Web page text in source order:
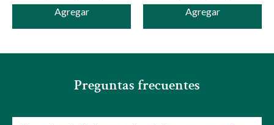
Agregar Agregar
Preguntas frecuentes